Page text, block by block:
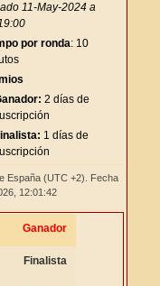
11-May-2024 a
por ronda: 10
2 días de
1 días de
España (UTC +2). Fecha
12:01:42
Ganador
Finalista